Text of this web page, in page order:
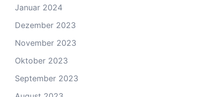
Januar 2024
Dezember 2023
November 2023
Oktober 2023
September 2023